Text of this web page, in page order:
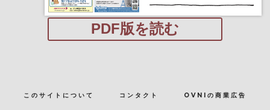
PDF版を読む
このサイトについて コンタクト OVNIの商業広告